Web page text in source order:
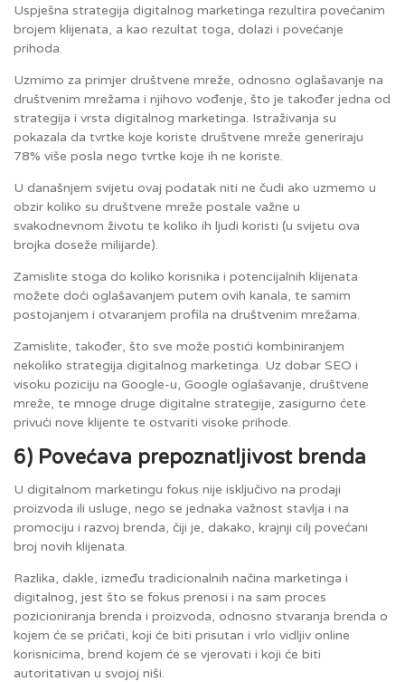
Uspješna strategija digitalnog marketinga rezultira povećanim
brojem klijenata, a kao rezultat toga, dolazi i povećanje
prihoda.
Uzmimo za primjer društvene mreže, odnosno oglašavanje na
društvenim mrežama i njihovo vođenje, što je također jedna od
strategija i vrsta digitalnog marketinga. Istraživanja su
pokazala da tvrtke koje koriste društvene mreže generiraju
78% više posla nego tvrtke koje ih ne koriste.
U današnjem svijetu ovaj podatak niti ne čudi ako uzmemo u
obzir koliko su društvene mreže postale važne u
svakodnevnom životu te koliko ih ljudi koristi (u svijetu ova
brojka doseže milijarde).
Zamislite stoga do koliko korisnika i potencijalnih klijenata
možete doći oglašavanjem putem ovih kanala, te samim
postojanjem i otvaranjem profila na društvenim mrežama.
Zamislite, također, što sve može postići kombiniranjem
nekoliko strategija digitalnog marketinga. Uz dobar SEO i
visoku poziciju na Google-u, Google oglašavanje, društvene
mreže, te mnoge druge digitalne strategije, zasigurno ćete
privući nove klijente te ostvariti visoke prihode.
6) Povećava prepoznatljivost brenda
U digitalnom marketingu fokus nije isključivo na prodaji
proizvoda ili usluge, nego se jednaka važnost stavlja i na
promociju i razvoj brenda, čiji je, dakako, krajnji cilj povećani
broj novih klijenata.
Razlika, dakle, između tradicionalnih načina marketinga i
digitalnog, jest što se fokus prenosi i na sam proces
pozicioniranja brenda i proizvoda, odnosno stvaranja brenda o
kojem će se pričati, koji će biti prisutan i vrlo vidljiv online
korisnicima, brend kojem će se vjerovati i koji će biti
autoritativan u svojoj niši.